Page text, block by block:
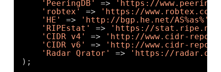
'PeeringDB' => ' https://
'robtex'
=> ' https://www.robtex.com/
'HE'
=> ' http://bgp.he.net/AS%as% '
'RIPEstat'
=> ' https://stat.ripe.net/
'CIDR v4'
=> ' http://www.cidr-
'CIDR v6'
=> ' http://www.cidr-
'Radar Qrator'
=> ' https://
);